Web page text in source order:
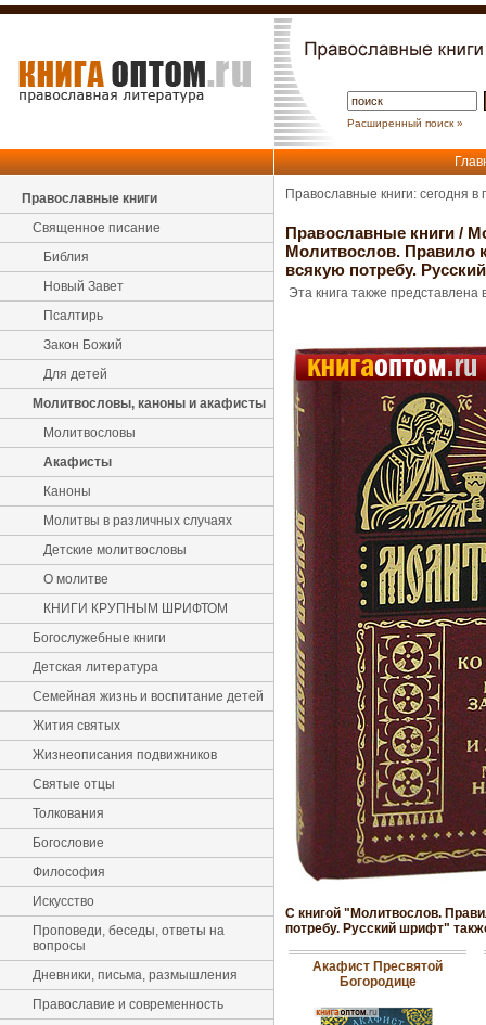
Расширенный поиск »
Православные книги
Священное писание
Библия
Новый Завет
Псалтирь
Закон Божий
Для детей
Молитвословы, каноны и акафисты
Молитвословы
Акафисты
Каноны
Молитвы в различных случаях
Детские молитвословы
О молитве
КНИГИ КРУПНЫМ ШРИФТОМ
Богослужебные книги
Детская литература
Семейная жизнь и воспитание детей
Жития святых
Жизнеописания подвижников
Святые отцы
Толкования
Богословие
Философия
Искусство
Проповеди, беседы, ответы на
вопросы
Дневники, письма, размышления
Православие и современность
Православные книги: сегодня
Православные книги /
Молитвослов. Правило
всякую потребу.
Эта книга также представлена
С книгой "Молитвослов.
потребу. Русский шрифт"
Акафист Пресвятой
Богородице